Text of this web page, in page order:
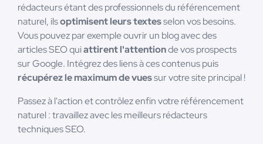
rédacteurs étant des professionnels du référencement
naturel, ilsoptimisent leurs textesselon vos besoins.
Vous pouvez par exemple ouvrir un blog avec des
articles SEO quiattirent l'attentionde vos prospects
sur Google. Intégrez des liens à ces contenus puis
récupérez le maximum de vuessur votre site principal !
Passez à l'action et contrôlez enfin votre référencement
naturel : travaillez avec les meilleurs rédacteurs
techniques SEO.